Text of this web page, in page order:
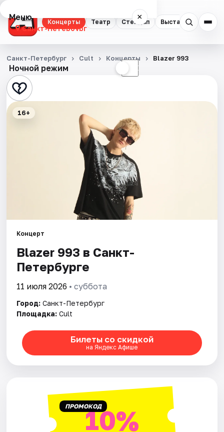
Концерты Театр Стендап Выставки
Меню ×
Санкт-Петербург
Концерты
Театр
Стендап
Города
Площадки
Рейтинги
Ночной режим ☾
Санкт-Петербург Cult Концерты Blazer 993
16+
Концерт
Blazer 993 в Санкт-
Петербурге
11 июля 2026 • суббота
Город: Санкт-Петербург
Площадка: Cult
Билеты со скидкой
на Яндекс Афише
ПРОМОКОД10%